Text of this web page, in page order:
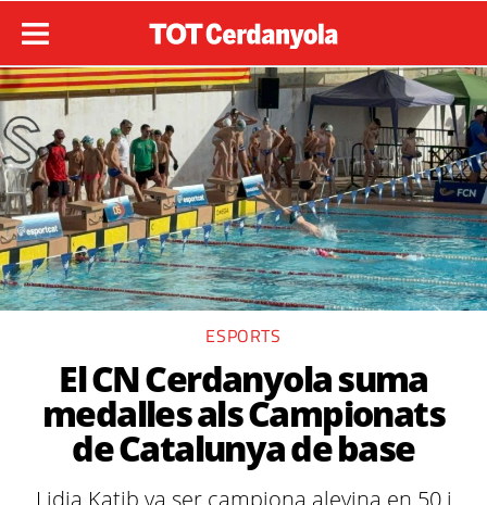
ESPORTS
El CN Cerdanyola suma
medalles als Campionats
de Catalunya de base
Lidia Katib va ser campiona alevina en 50 i